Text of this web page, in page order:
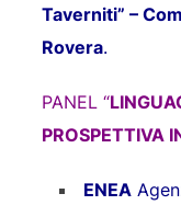
Taverniti” –
Rovera.
PANEL “
PROSPETTIVA
ENEA